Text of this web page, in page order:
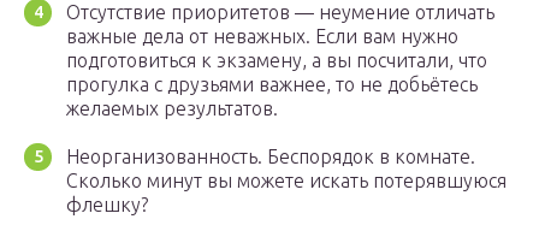
Отсутствие приоритетов — неумение отличать
важные дела от неважных. Если вам нужно
подготовиться к экзамену, а вы посчитали, что
прогулка с друзьями важнее, то не добьётесь
желаемых результатов.
Неорганизованность. Беспорядок в комнате.
Сколько минут вы можете искать потерявшуюся
флешку?